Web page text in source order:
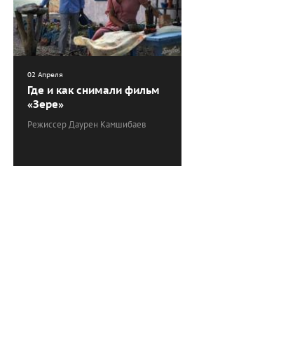
02 Апреля
Где и как снимали фильм
«Зере»
Режиссер Даурен Камшибаев